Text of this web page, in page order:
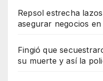
Repsol estrecha
asegurar negocios en
Fingió que
su muerte y así la